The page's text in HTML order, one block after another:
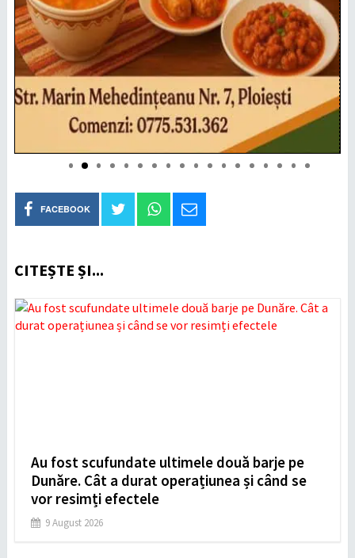
FACEBOOK
CITEȘTE ȘI...
Au fost scufundate ultimele două barje pe
Dunăre. Cât a durat operațiunea și când se
vor resimți efectele
9 August 2026